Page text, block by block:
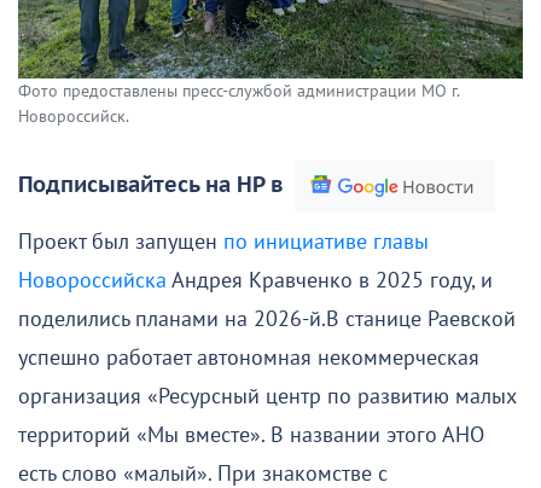
Фото предоставлены пресс-службой администрации МО г.
Новороссийск.
Подписывайтесь на НР в
Проект был запущен по инициативе главы
Новороссийска Андрея Кравченко в 2025 году, и
поделились планами на 2026-й.В станице Раевской
успешно работает автономная некоммерческая
организация «Ресурсный центр по развитию малых
территорий «Мы вместе». В названии этого АНО
есть слово «малый». При знакомстве с